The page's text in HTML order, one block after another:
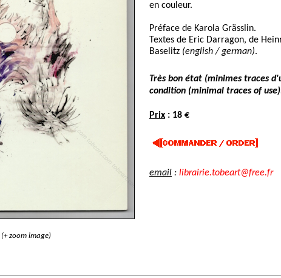
(+ zoom image)
en couleur.
Préface de Karola Grässlin.
Textes de Eric Darragon, de
Baselitz (english / german).
Très bon état (minimes traces
condition (minimal traces of
Prix : 18 €
email : librairie.tobeart@free.fr